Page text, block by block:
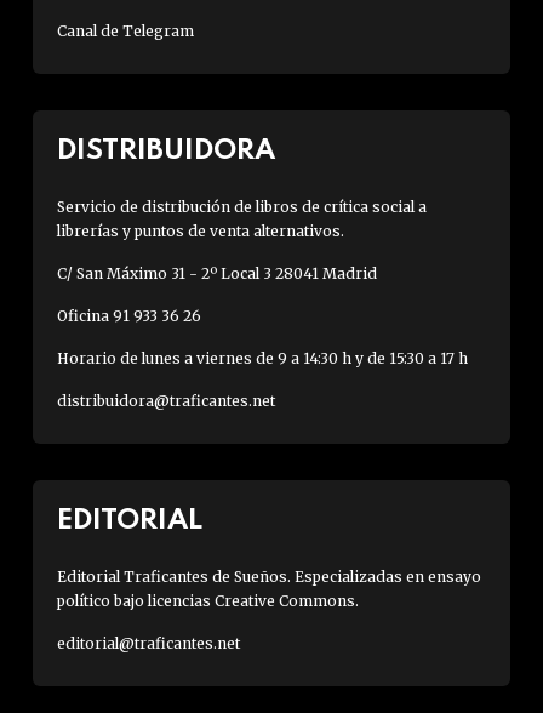
Canal de Telegram
DISTRIBUIDORA
Servicio de distribución de libros de crítica social a
librerías y puntos de venta alternativos.
C/ San Máximo 31 - 2º Local 3 28041 Madrid
Oficina 91 933 36 26
Horario de lunes a viernes de 9 a 14:30 h y de 15:30 a 17 h
distribuidora@traficantes.net
EDITORIAL
Editorial Traficantes de Sueños. Especializadas en ensayo
político bajo licencias Creative Commons.
editorial@traficantes.net